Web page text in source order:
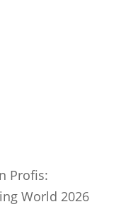
Profis:
World 2026